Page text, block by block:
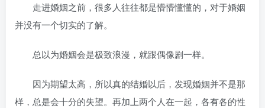
走进婚姻之前，很多人往往都是懵懵懂懂的，对于婚姻
并没有一个切实的了解。
总以为婚姻会是极致浪漫，就跟偶像剧一样。
因为期望太高，所以真的结婚以后，发现婚姻并不是那
样，总是会十分的失望。再加上两个人在一起，各有各的性